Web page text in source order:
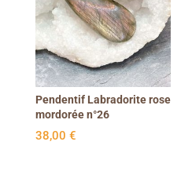
Pendentif Labradorite rose
mordorée n°26
38,00 €